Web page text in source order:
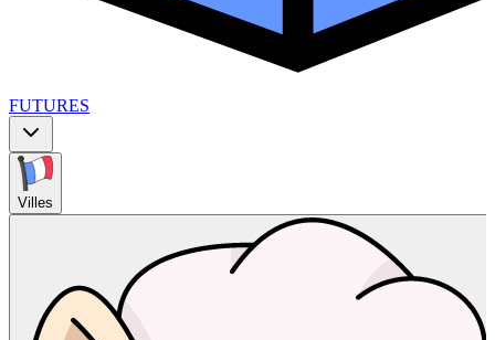
FUTURES
Villes